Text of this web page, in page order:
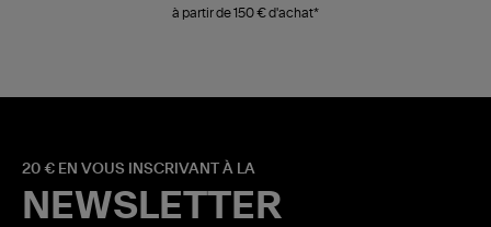
à partir de 150 € d'achat*
20 € EN VOUS INSCRIVANT À LA
NEWSLETTER